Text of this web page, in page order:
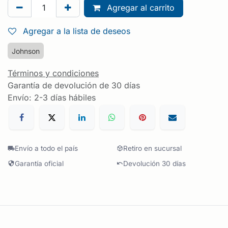
Agregar al carrito
Agregar a la lista de deseos
Johnson
Términos y condiciones
Garantía de devolución de 30 días
Envío: 2-3 días hábiles
Envío a todo el país
Retiro en sucursal
Garantía oficial
Devolución 30 días